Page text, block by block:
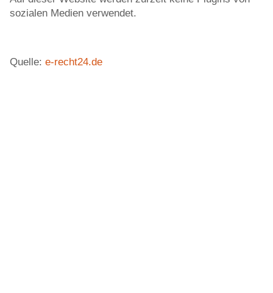
sozialen Medien verwendet.
Quelle: e-recht24.de